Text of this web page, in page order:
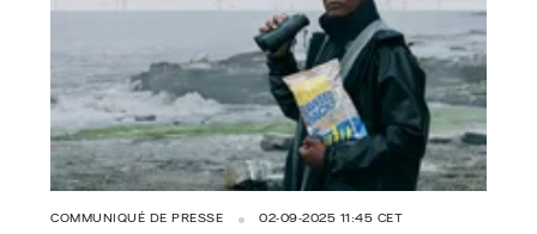
COMMUNIQUÉ DE PRESSE 02-09-2025 11:45 CET